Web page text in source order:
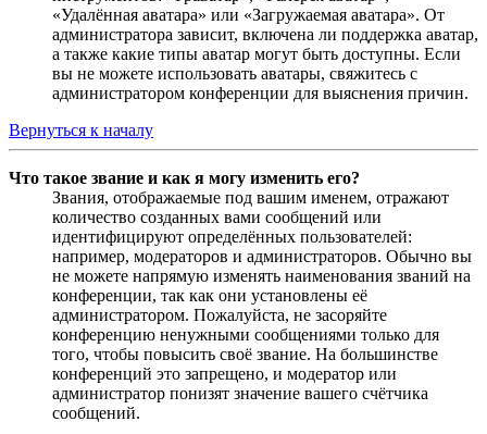
«Удалённая аватара» или «Загружаемая аватара». От
администратора зависит, включена ли поддержка аватар,
а также какие типы аватар могут быть доступны. Если
вы не можете использовать аватары, свяжитесь с
администратором конференции для выяснения причин.
Вернуться к началу
Что такое звание и как я могу изменить его?
Звания, отображаемые под вашим именем, отражают
количество созданных вами сообщений или
идентифицируют определённых пользователей:
например, модераторов и администраторов. Обычно вы
не можете напрямую изменять наименования званий на
конференции, так как они установлены её
администратором. Пожалуйста, не засоряйте
конференцию ненужными сообщениями только для
того, чтобы повысить своё звание. На большинстве
конференций это запрещено, и модератор или
администратор понизят значение вашего счётчика
сообщений.